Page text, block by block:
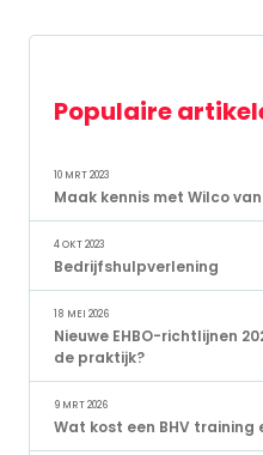
Populaire
Maak kennis met Wilco van
10 MRT 2023
Bedrijfshulpverlening
4 OKT 2023
Nieuwe EHBO-richtlijnen
de praktijk?
18 MEI 2026
Wat kost een BHV
9 MRT 2026